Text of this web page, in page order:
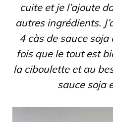
cuite et je l’ajoute
autres ingrédients.
4 càs de sauce soja
fois que le tout est
la ciboulette et au
sauce soja